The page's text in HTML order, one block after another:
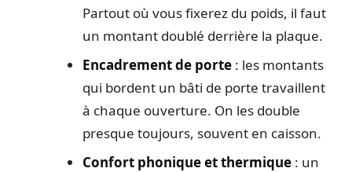
Partout où vous fixerez du poids, il faut
un montant doublé derrière la plaque.
Encadrement de porte : les montants
qui bordent un bâti de porte travaillent
à chaque ouverture. On les double
presque toujours, souvent en caisson.
Confort phonique et thermique : un